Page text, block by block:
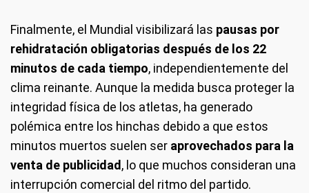
Finalmente, el Mundial visibilizará las pausas por
rehidratación obligatorias después de los 22
minutos de cada tiempo, independientemente del
clima reinante. Aunque la medida busca proteger la
integridad física de los atletas, ha generado
polémica entre los hinchas debido a que estos
minutos muertos suelen ser aprovechados para la
venta de publicidad , lo que muchos consideran una
interrupción comercial del ritmo del partido.